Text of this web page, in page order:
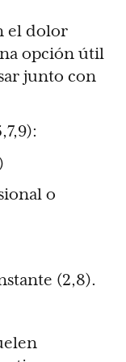
el dolor
opción útil
junto con
o
(2,8).